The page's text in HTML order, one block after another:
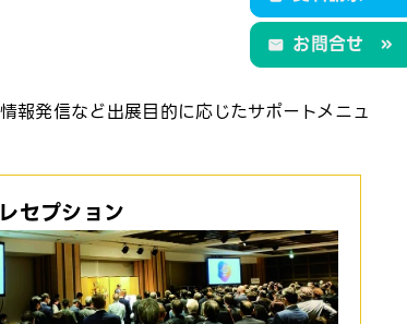
お問合せ
報発信など出展目的に応じたサポートメニュ
セプション